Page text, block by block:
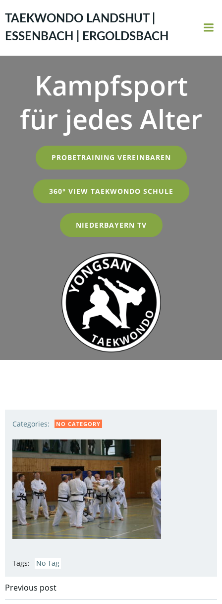
Inhalt
springen
TAEKWONDO LANDSHUT |
ESSENBACH | ERGOLDSBACH
Kampfsport
für jedes Alter
PROBETRAINING VEREINBAREN
360° VIEW TAEKWONDO SCHULE
NIEDERBAYERN TV
Categories: NO CATEGORY
Tags: No Tag
Post
Previous post